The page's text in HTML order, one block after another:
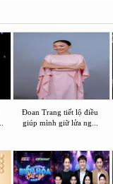
Đoan Trang tiết lộ điều
giúp mình giữ lửa ng...